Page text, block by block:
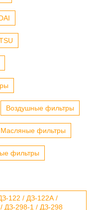
Воздушные фильтры
Масляные фильтры
фильтры
122 / ДЗ-122А /
ДЗ-298-1 / ДЗ-298